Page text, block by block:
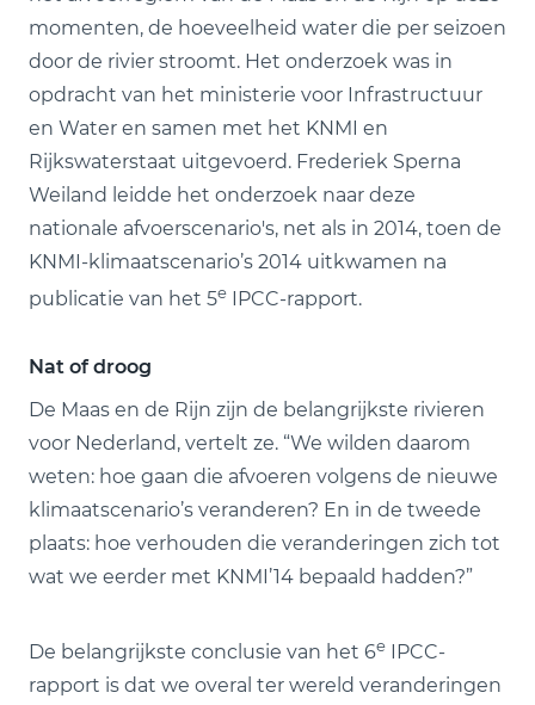
momenten, de hoeveelheid water die per seizoen
door de rivier stroomt. Het onderzoek was in
opdracht van het ministerie voor Infrastructuur
en Water en samen met het KNMI en
Rijkswaterstaat uitgevoerd. Frederiek Sperna
Weiland leidde het onderzoek naar deze
nationale afvoerscenario's, net als in 2014, toen de
KNMI-klimaatscenario’s 2014 uitkwamen na
publicatie van het 5e IPCC-rapport.
Nat of droog
De Maas en de Rijn zijn de belangrijkste rivieren
voor Nederland, vertelt ze. “We wilden daarom
weten: hoe gaan die afvoeren volgens de nieuwe
klimaatscenario’s veranderen? En in de tweede
plaats: hoe verhouden die veranderingen zich tot
wat we eerder met KNMI’14 bepaald hadden?”
De belangrijkste conclusie van het 6e IPCC-
rapport is dat we overal ter wereld veranderingen